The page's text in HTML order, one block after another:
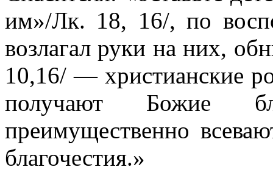
им»/Лк. 18, 16/, по
возлагал руки на них,
10,16/ — христианские
получают Божие
преимущественно
благочестия.»